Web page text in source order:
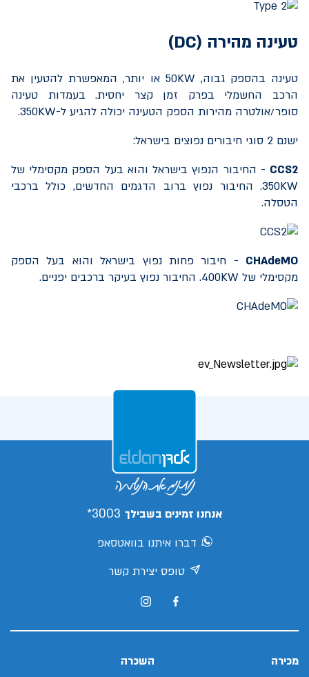
טעינה מהירה (DC
)
טעינה בהספק גבוה, 50KW או יותר, המאפשרת להטעין את
הרכב החשמלי בפרק זמן קצר יחסית. בעמדות טעינה
סופר/אולטרה מהירות הספק הטעינה יכולה להגיע ל-350KW
.
ישנם 2 סוגי חיבורים נפוצים בישראל:
CCS2 - החיבור הנפוץ בישראל והוא בעל הספק מקסימלי של
350KW. החיבור נפוץ ברוב הדגמים החדשים, כולל ברכבי
הטסלה.
CHAdeMO - חיבור פחות נפוץ בישראל והוא בעל הספק
מקסימלי של 400KW. החיבור נפוץ בעיקר ברכבים יפניים.
אנחנו זמינים בשבילך 3003*
דברו איתנו בוואטסאפ
טופס יצירת קשר
מכירה השכרה